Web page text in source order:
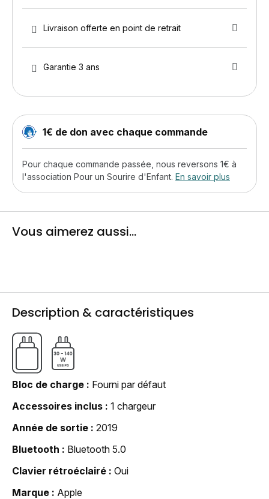
Livraison offerte en point de retrait
Garantie 3 ans
1€ de don avec chaque commande
Pour chaque commande passée, nous reversons 1€ à
l'association Pour un Sourire d'Enfant. En savoir plus
Vous aimerez aussi...
Description & caractéristiques
Bloc de charge
Fourni par défaut
Accessoires inclus
1 chargeur
Année de sortie
2019
Bluetooth
Bluetooth 5.0
Clavier rétroéclairé
Oui
Marque
Apple